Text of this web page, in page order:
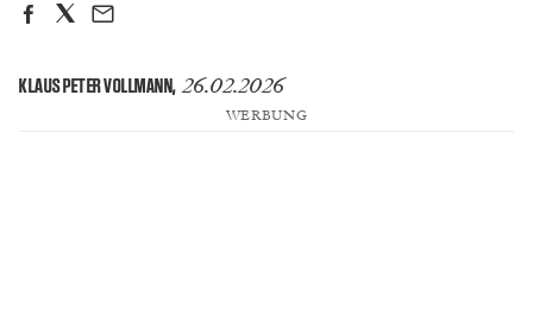
KLAUS PETER VOLLMANN, 26.02.2026
WERBUNG